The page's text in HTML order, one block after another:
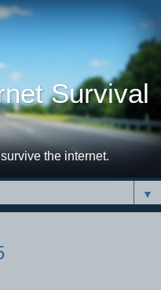
Survival
the internet.
▼